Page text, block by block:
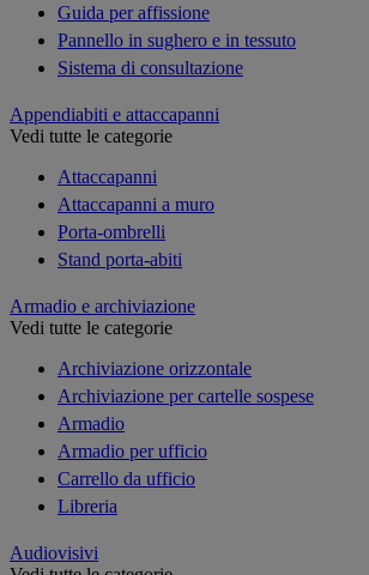
Guida per affissione
Pannello in sughero e in tessuto
Sistema di consultazione
Appendiabiti e attaccapanni
Vedi tutte le categorie
Attaccapanni
Attaccapanni a muro
Porta-ombrelli
Stand porta-abiti
Armadio e archiviazione
Vedi tutte le categorie
Archiviazione orizzontale
Archiviazione per cartelle sospese
Armadio
Armadio per ufficio
Carrello da ufficio
Libreria
Audiovisivi